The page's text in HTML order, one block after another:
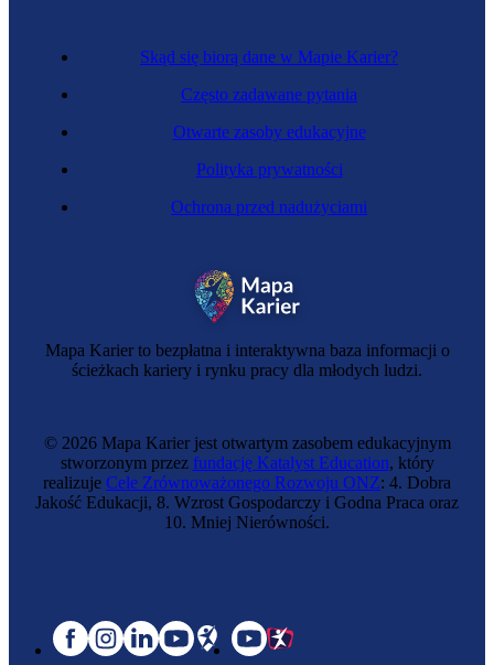
Mapa Karier to bezpłatna i interaktywna baza informacji o
ścieżkach kariery i rynku pracy dla młodych ludzi.
Skąd się biorą dane w Mapie Karier?
Często zadawane pytania
Otwarte zasoby edukacyjne
Polityka prywatności
Ochrona przed nadużyciami
© 2026 Mapa Karier jest otwartym zasobem edukacyjnym
stworzonym przez fundację Katalyst Education, który
realizuje Cele Zrównoważonego Rozwoju ONZ: 4. Dobra
Jakość Edukacji, 8. Wzrost Gospodarczy i Godna Praca oraz
10. Mniej Nierówności.